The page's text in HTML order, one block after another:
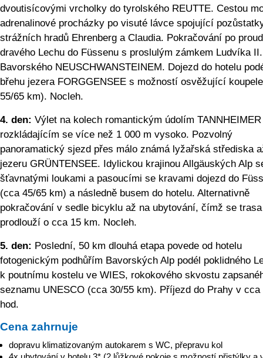
dvoutisícovými vrcholky do tyrolského REUTTE. Cestou
adrenalinové procházky po visuté lávce spojující
strážních hradů Ehrenberg a Claudia. Pokračování po
dravého Lechu do Füssenu s proslulým zámkem Ludvíka II.
Bavorského NEUSCHWANSTEINEM. Dojezd do hotelu
břehu jezera FORGGENSEE s možností osvěžující
55/65 km). Nocleh.
4. den: Výlet na kolech romantickým údolím TANNHEIMER
rozkládajícím se více než 1 000 m vysoko. Pozvolný
panoramatický sjezd přes málo známá lyžařská střediska
jezeru GRÜNTENSEE. Idylickou krajinou Allgäuských Alp
šťavnatými loukami a pasoucími se kravami dojezd do
(cca 45/65 km) a následně busem do hotelu. Alternativně
pokračování v sedle bicyklu až na ubytování, čímž se trasa
prodlouží o cca 15 km. Nocleh.
5. den: Poslední, 50 km dlouhá etapa povede od hotelu
fotogenickým podhůřím Bavorských Alp podél poklidného
k poutnímu kostelu ve WIES, rokokového skvostu
seznamu UNESCO (cca 30/55 km). Příjezd do Prahy v cca
hod.
Cena zahrnuje
dopravu klimatizovaným autokarem s WC, přepravu kol